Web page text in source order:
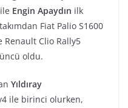
Engin Apaydın ilk
Fiat Palio S1600
Renault Clio Rally5
oldu.
Yıldıray
ile birinci olurken,